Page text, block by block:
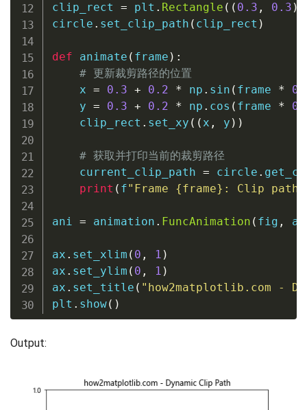
clip_rect = plt . Rectangle ( ( 0.3 , 0.3 )
circle . set_clip_path ( clip_rect )
def animate ( frame ) :
# 更新裁剪路径的位置
    x
= 0.3 + 0.2 * np . sin ( frame *
    y
= 0.3 + 0.2 * np . cos ( frame *
    clip_rect
. set_xy ( ( x , y ) )
# 获取并打印当前的裁剪路径
    current_clip_path
= circle .
print ( f"Frame {frame} : Clip path
ani = animation . FuncAnimation ( fig ,
ax . set_xlim ( 0 , 1 )
ax . set_ylim ( 0 , 1 )
ax . set_title ( "how2matplotlib.com -
plt . show( )
Output: